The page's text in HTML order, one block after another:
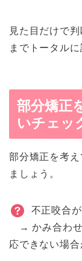
見た目だけで
までトータル
部分矯正
いチェッ
部分矯正を考
ましょう。
不正咬合
→ かみ合わせ
応できない場合